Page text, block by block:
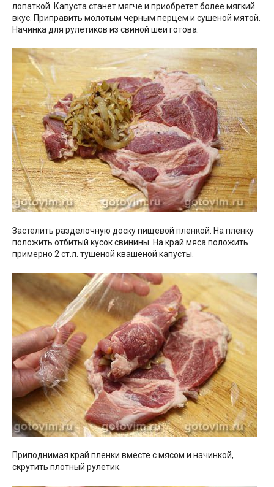
лопаткой. Капуста станет мягче и приобретет более мягкий
вкус. Приправить молотым черным перцем и сушеной мятой.
Начинка для рулетиков из свиной шеи готова.
Застелить разделочную доску пищевой пленкой. На пленку
положить отбитый кусок свинины. На край мяса положить
примерно 2 ст.л. тушеной квашеной капусты.
Приподнимая край пленки вместе с мясом и начинкой,
скрутить плотный рулетик.